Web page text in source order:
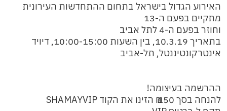
האירוע הגדול בישראל בתחום ההתחדשות העירונית
מתקיים בפעם ה-13
וחוזר בפעם ה-4 לתל אביב
בתאריך 10.3.19, בין השעות 10:00-15:00, דיויד
אינטרקונטיננטל, תל-אביב
ההרשמה בעיצומה!
להנחה בסך 150 ₪ הזינו את הקוד SHAMAYVIP